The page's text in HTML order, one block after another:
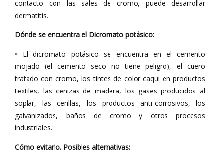
contacto con las sales de cromo, puede desarrollar
dermatitis.
Dónde se encuentra el Dicromato potásico:
• El dicromato potásico se encuentra en el cemento
mojado (el cemento seco no tiene peligro), el cuero
tratado con cromo, los tintes de color caqui en productos
textiles, las cenizas de madera, los gases producidos al
soplar, las cerillas, los productos anti-corrosivos, los
galvanizados, baños de cromo y otros procesos
industriales.
Cómo evitarlo. Posibles alternativas: